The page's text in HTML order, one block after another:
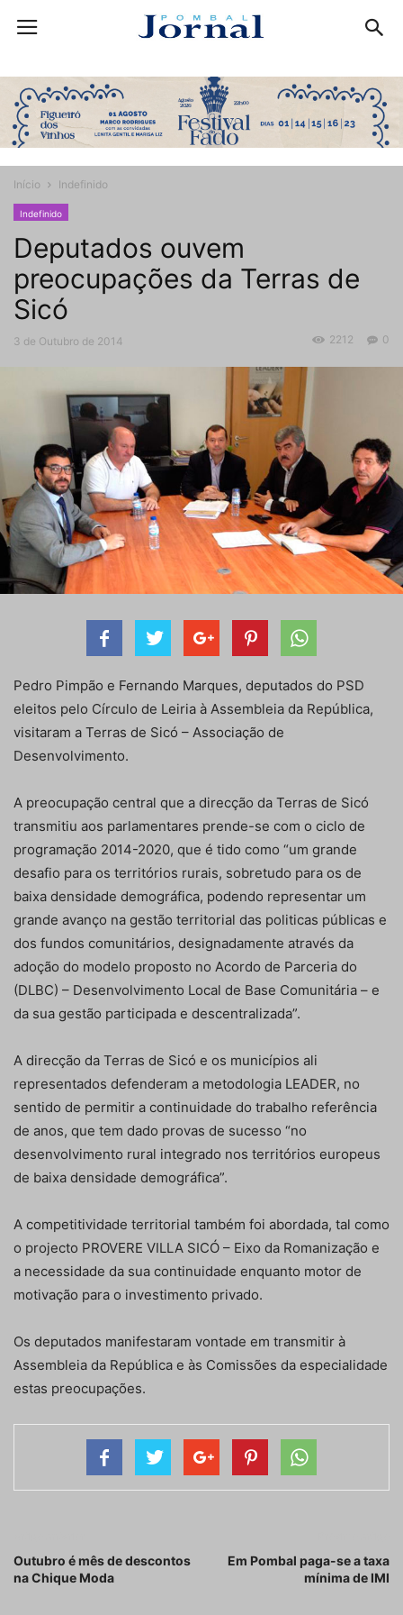
Início Indefinido
Indefinido
Deputados ouvem
preocupações da Terras de
Sicó
3 de Outubro de 2014 0
2212
Pedro Pimpão e Fernando Marques, deputados do PSD
eleitos pelo Círculo de Leiria à Assembleia da República,
visitaram a Terras de Sicó – Associação de
Desenvolvimento.
A preocupação central que a direcção da Terras de Sicó
transmitiu aos parlamentares prende-se com o ciclo de
programação 2014-2020, que é tido como “um grande
desafio para os territórios rurais, sobretudo para os de
baixa densidade demográfica, podendo representar um
grande avanço na gestão territorial das politicas públicas e
dos fundos comunitários, designadamente através da
adoção do modelo proposto no Acordo de Parceria do
(DLBC) – Desenvolvimento Local de Base Comunitária – e
da sua gestão participada e descentralizada”.
A direcção da Terras de Sicó e os municípios ali
representados defenderam a metodologia LEADER, no
sentido de permitir a continuidade do trabalho referência
de anos, que tem dado provas de sucesso “no
desenvolvimento rural integrado nos territórios europeus
de baixa densidade demográfica”.
A competitividade territorial também foi abordada, tal como
o projecto PROVERE VILLA SICÓ – Eixo da Romanização e
a necessidade da sua continuidade enquanto motor de
motivação para o investimento privado.
Os deputados manifestaram vontade em transmitir à
Assembleia da República e às Comissões da especialidade
estas preocupações.
Outubro é mês de descontos
na Chique Moda
Em Pombal paga-se a taxa
mínima de IMI